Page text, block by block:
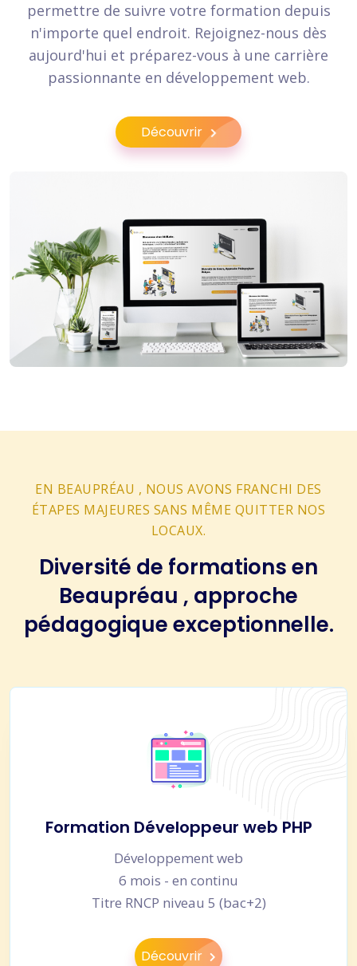
permettre de suivre votre formation depuis
n'importe quel endroit. Rejoignez-nous dès
aujourd'hui et préparez-vous à une carrière
passionnante en développement web.
Découvrir
EN BEAUPRÉAU , NOUS AVONS FRANCHI DES
ÉTAPES MAJEURES SANS MÊME QUITTER NOS
LOCAUX.
Diversité de formations en
Beaupréau , approche
pédagogique exceptionnelle.
Formation Développeur web PHP
Développement web
6 mois - en continu
Titre RNCP niveau 5 (bac+2)
Découvrir